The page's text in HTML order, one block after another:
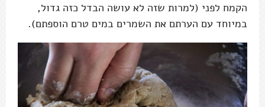
הקמח לפני (למרות שזה לא עושה הבדל כזה גדול,
במיוחד עם הערתם את השמרים במים טרם הוספתם).